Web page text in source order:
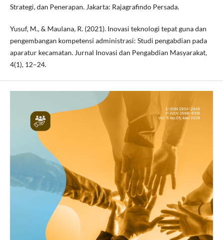
Strategi, dan Penerapan. Jakarta: Rajagrafindo Persada.
Yusuf, M., & Maulana, R. (2021). Inovasi teknologi tepat guna dan
pengembangan kompetensi administrasi: Studi pengabdian pada
aparatur kecamatan. Jurnal Inovasi dan Pengabdian Masyarakat,
4(1), 12–24.